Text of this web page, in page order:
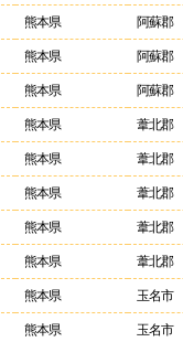
熊本県 阿蘇郡
熊本県 阿蘇郡
熊本県 阿蘇郡
熊本県 葦北郡
熊本県 葦北郡
熊本県 葦北郡
熊本県 葦北郡
熊本県 葦北郡
熊本県 玉名市
熊本県 玉名市